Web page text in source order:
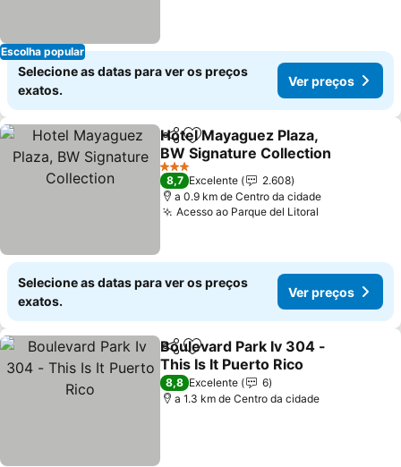
Escolha popular
Selecione as datas para ver os preços
exatos.
Ver preços
PartilharAdicionar aos favoritos
Hotel Mayaguez Plaza,
BW Signature Collection
Ver preços
3 Estrelas
8,7 Excelente
2.608
a 0.9 km de Centro da cidade
Acesso ao Parque del Litoral
Selecione as datas para ver os preços
exatos.
Ver preços
PartilharAdicionar aos favoritos
Boulevard Park Iv 304 -
This Is It Puerto Rico
Ver preços
8,8 Excelente
6
a 1.3 km de Centro da cidade